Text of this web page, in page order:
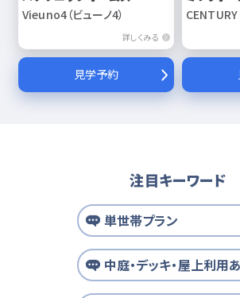
Vieuno4（ビューノ4）
詳しくみる
見学予約
注目キーワード
単世帯プラン
中庭・デッキ・屋上利用